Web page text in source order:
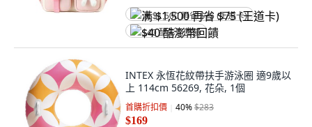
满 $1,500 再省 $75 (王道卡)
$40 酷澎幣回饋
INTEX 永恆花紋帶扶手游泳圈 適9歲以
上 114cm 56269, 花朵, 1個
首購折扣價 40%$283
$169